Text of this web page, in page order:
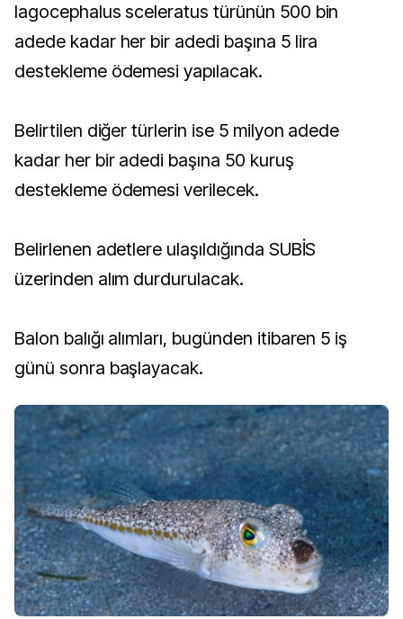
lagocephalus sceleratus türünün 500 bin
adede kadar her bir adedi başına 5 lira
destekleme ödemesi yapılacak.
Belirtilen diğer türlerin ise 5 milyon adede
kadar her bir adedi başına 50 kuruş
destekleme ödemesi verilecek.
Belirlenen adetlere ulaşıldığında SUBİS
üzerinden alım durdurulacak.
Balon balığı alımları, bugünden itibaren 5 iş
günü sonra başlayacak.